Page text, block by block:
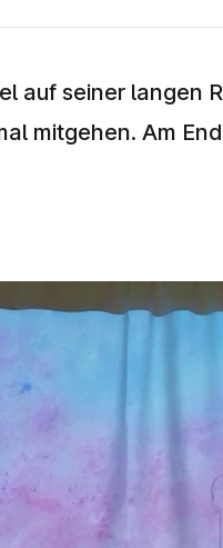
auf seiner langen
mitgehen. Am